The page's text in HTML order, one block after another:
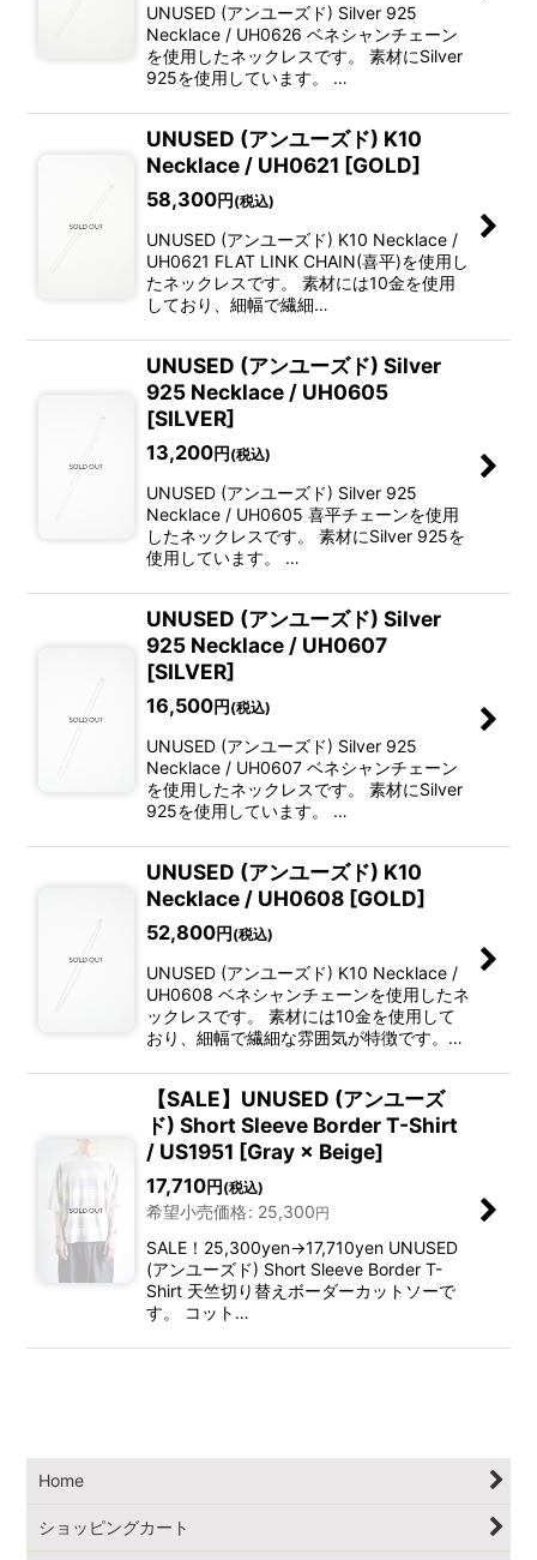
UNUSED (アンユーズド) Silver 925
Necklace / UH0626 ベネシャンチェーン
を使用したネックレスです。 素材にSilver
925を使用しています。 …
UNUSED (アンユーズド) K10
Necklace / UH0621 [GOLD]
58,300円 (税込)
UNUSED (アンユーズド) K10 Necklace /
UH0621 FLAT LINK CHAIN(喜平)を使用し
たネックレスです。 素材には10金を使用
しており、細幅で繊細…
UNUSED (アンユーズド) Silver
925 Necklace / UH0605
[SILVER]
13,200円 (税込)
UNUSED (アンユーズド) Silver 925
Necklace / UH0605 喜平チェーンを使用
したネックレスです。 素材にSilver 925を
使用しています。 …
UNUSED (アンユーズド) Silver
925 Necklace / UH0607
[SILVER]
16,500円 (税込)
UNUSED (アンユーズド) Silver 925
Necklace / UH0607 ベネシャンチェーン
を使用したネックレスです。 素材にSilver
925を使用しています。 …
UNUSED (アンユーズド) K10
Necklace / UH0608 [GOLD]
52,800円 (税込)
UNUSED (アンユーズド) K10 Necklace /
UH0608 ベネシャンチェーンを使用したネ
ックレスです。 素材には10金を使用して
おり、細幅で繊細な雰囲気が特徴です。…
【SALE】UNUSED (アンユーズ
ド) Short Sleeve Border T-Shirt
/ US1951 [Gray × Beige]
17,710円 (税込)
希望小売価格: 25,300円
SALE！25,300yen→17,710yen UNUSED
(アンユーズド) Short Sleeve Border T-
Shirt 天竺切り替えボーダーカットソーで
す。 コット…
Home
ショッピングカート